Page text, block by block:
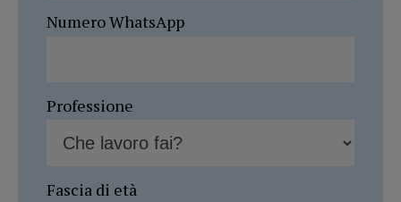
Numero WhatsApp
Professione
Fascia di età